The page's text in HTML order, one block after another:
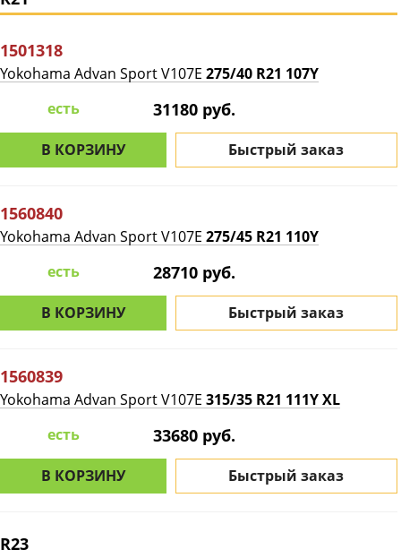
1501318
Yokohama Advan Sport V107E 275/40 R21 107Y
есть
31180 руб.
В КОРЗИНУ Быстрый заказ
1560840
Yokohama Advan Sport V107E 275/45 R21 110Y
есть
28710 руб.
В КОРЗИНУ Быстрый заказ
1560839
Yokohama Advan Sport V107E 315/35 R21 111Y XL
есть
33680 руб.
В КОРЗИНУ Быстрый заказ
R23